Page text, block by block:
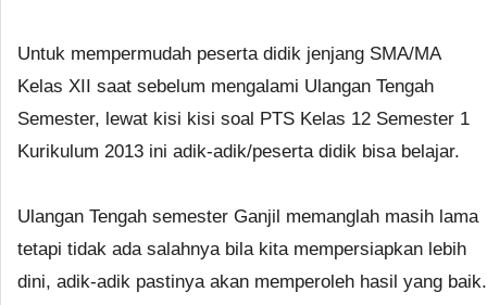
Untuk mempermudah peserta didik jenjang SMA/MA
Kelas XII saat sebelum mengalami Ulangan Tengah
Semester, lewat kisi kisi soal PTS Kelas 12 Semester 1
Kurikulum 2013 ini adik-adik/peserta didik bisa belajar.
Ulangan Tengah semester Ganjil memanglah masih lama
tetapi tidak ada salahnya bila kita mempersiapkan lebih
dini, adik-adik pastinya akan memperoleh hasil yang baik.